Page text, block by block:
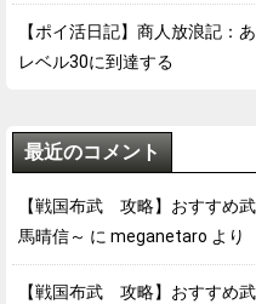
【ポイ活日記】商人放浪記：
レベル30に到達する
最近のコメント
【戦国布武 攻略】おすすめ
馬晴信～ に meganetaro より
【戦国布武 攻略】おすすめ